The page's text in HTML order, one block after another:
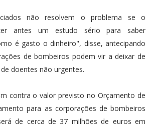
não resolvem o problema se o
antes um estudo sério para saber
é gasto o dinheiro", disse, antecipando
de bombeiros podem vir a deixar de
doentes não urgentes.
contra o valor previsto no Orçamento de
para as corporações de bombeiros
de cerca de 37 milhões de euros em